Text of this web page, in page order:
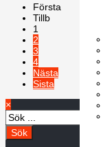
Första
Tillb
1
2
3
4
Nästa
Sista
×